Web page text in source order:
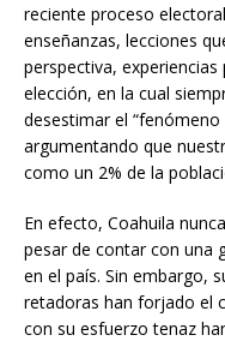
reciente proceso
enseñanzas, lecciones
perspectiva,
elección, en la cual
desestimar el
argumentando que
como un 2% de la
En efecto, Coahuila
pesar de contar con una
en el país. Sin embargo,
retadoras han forjado el
con su esfuerzo tenaz